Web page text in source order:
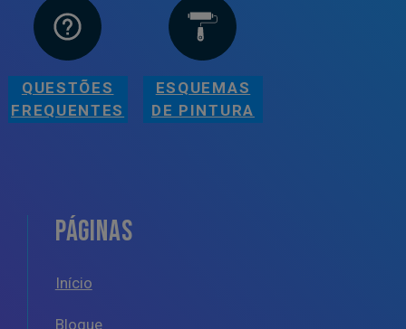
QUESTÕES
FREQUENTES
ESQUEMAS
DE PINTURA
PÁGINAS
Início
Blogue